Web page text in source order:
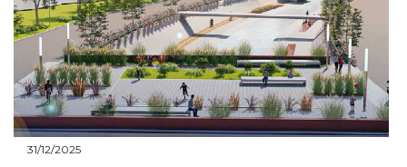
31/12/2025